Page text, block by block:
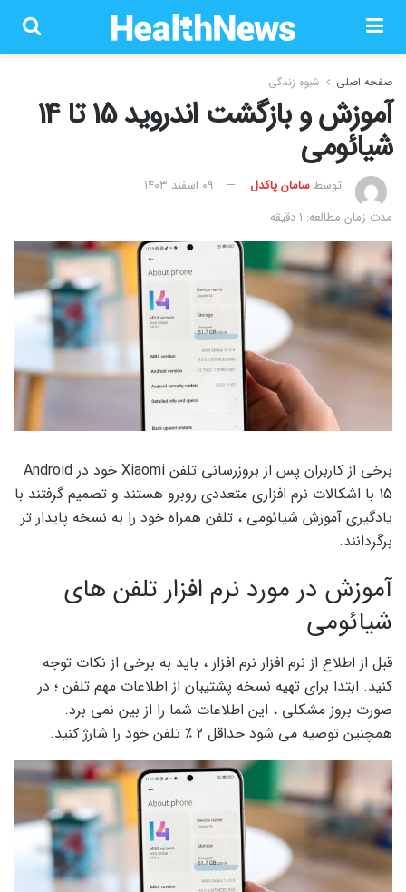
صفحه اصلی شیوه زندگی
آموزش و بازگشت اندروید 15 تا 14
شیائومی
توسطسامان پاکدل
۰۹ اسفند ۱۴۰۳
مدت زمان مطالعه: 1 دقیقه
برخی از کاربران پس از بروزرسانی تلفن Xiaomi خود در Android
15 با اشکالات نرم افزاری متعددی روبرو هستند و تصمیم گرفتند با
یادگیری آموزش شیائومی ، تلفن همراه خود را به نسخه پایدار تر
برگردانند.
آموزش در مورد نرم افزار تلفن های
شیائومی
قبل از اطلاع از نرم افزار نرم افزار ، باید به برخی از نکات توجه
کنید. ابتدا برای تهیه نسخه پشتیبان از اطلاعات مهم تلفن ؛ در
صورت بروز مشکلی ، این اطلاعات شما را از بین نمی برد.
همچنین توصیه می شود حداقل 2 ٪ تلفن خود را شارژ کنید.